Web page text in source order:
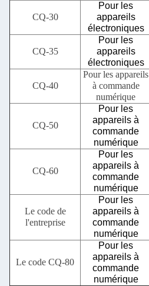
CQ-30
Pour les
appareils
électroniques
CQ-35
Pour les
appareils
électroniques
CQ-40
Pour les appareils
à commande
numérique
CQ-50
Pour les
appareils à
commande
numérique
CQ-60
Pour les
appareils à
commande
numérique
Le code de
l'entreprise
Pour les
appareils à
commande
numérique
Le code CQ-80
Pour les
appareils à
commande
numérique